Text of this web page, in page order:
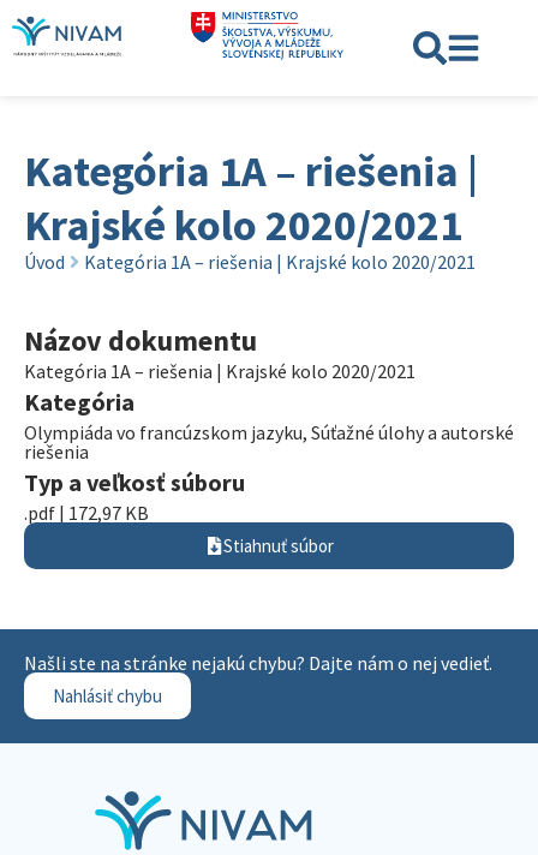
Kategória 1A – riešenia |
Krajské kolo 2020/2021
Úvod Kategória 1A – riešenia | Krajské kolo 2020/2021
Názov dokumentu
Kategória 1A – riešenia | Krajské kolo 2020/2021
Kategória
Olympiáda vo francúzskom jazyku, Súťažné úlohy a autorské
riešenia
Typ a veľkosť súboru
.pdf | 172,97 KB
Stiahnuť súbor
Našli ste na stránke nejakú chybu? Dajte nám o nej vedieť.
Nahlásiť chybu